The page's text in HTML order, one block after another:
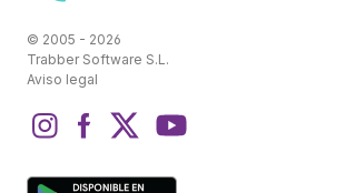
© 2005 - 2026
Trabber Software S.L.
Aviso legal